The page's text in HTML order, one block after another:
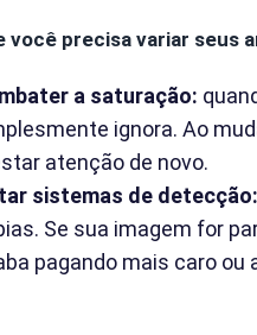
você precisa variar seus
a saturação:
ignora. Ao
atenção de novo.
sistemas de detecção:
Se sua imagem for
pagando mais caro